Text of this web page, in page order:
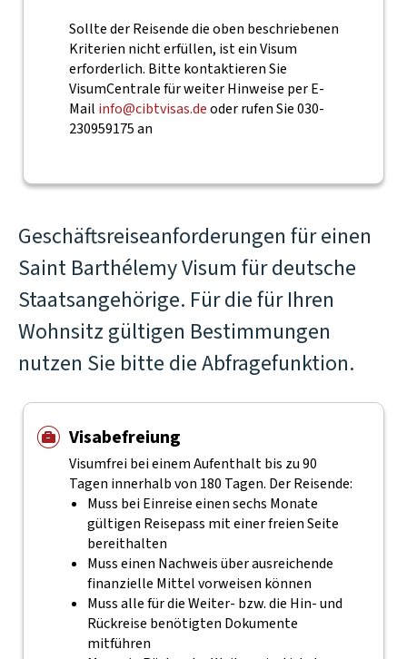
Sollte der Reisende die oben beschriebenen
Kriterien nicht erfüllen, ist ein Visum
erforderlich. Bitte kontaktieren Sie
VisumCentrale für weiter Hinweise per E-
Mail info@cibtvisas.deoder rufen Sie 030-
230959175 an
Geschäftsreiseanforderungen für einen
Saint Barthélemy Visum für deutsche
Staatsangehörige. Für die für Ihren
Wohnsitz gültigen Bestimmungen
nutzen Sie bitte die Abfragefunktion.
Visabefreiung
Visumfrei bei einem Aufenthalt bis zu 90
Tagen innerhalb von 180 Tagen. Der Reisende:
Muss bei Einreise einen sechs Monate
gültigen Reisepass mit einer freien Seite
bereithalten
Muss einen Nachweis über ausreichende
finanzielle Mittel vorweisen können
Muss alle für die Weiter- bzw. die Hin- und
Rückreise benötigten Dokumente
mitführen